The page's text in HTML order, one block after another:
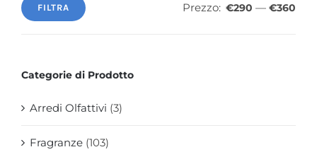
Prezzo
Prezzo
FILTRA Prezzo: €290 — €360
Categorie di Prodotto
Arredi Olfattivi (3)
Fragranze (103)